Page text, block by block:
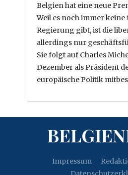
Belgien hat eine neue
Weil es noch immer keine
Regierung gibt, ist die
allerdings nur
Sie folgt auf Charles
Dezember als Präsident
europäische Politik
Impressum